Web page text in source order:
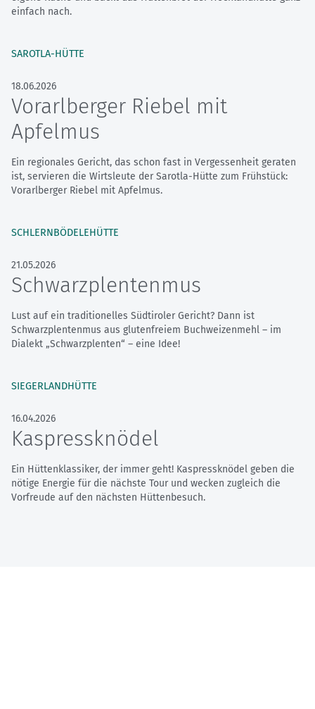
einfach nach.
SAROTLA-HÜTTE
18.06.2026
Vorarlberger Riebel mit
Apfelmus
Ein regionales Gericht, das schon fast in Vergessenheit geraten
ist, servieren die Wirtsleute der Sarotla-Hütte zum Frühstück:
Vorarlberger Riebel mit Apfelmus.
SCHLERNBÖDELEHÜTTE
21.05.2026
Schwarzplentenmus
Lust auf ein traditionelles Südtiroler Gericht? Dann ist
Schwarzplentenmus aus glutenfreiem Buchweizenmehl – im
Dialekt „Schwarzplenten“ – eine Idee!
SIEGERLANDHÜTTE
16.04.2026
Kaspressknödel
Ein Hüttenklassiker, der immer geht! Kaspressknödel geben die
nötige Energie für die nächste Tour und wecken zugleich die
Vorfreude auf den nächsten Hüttenbesuch.